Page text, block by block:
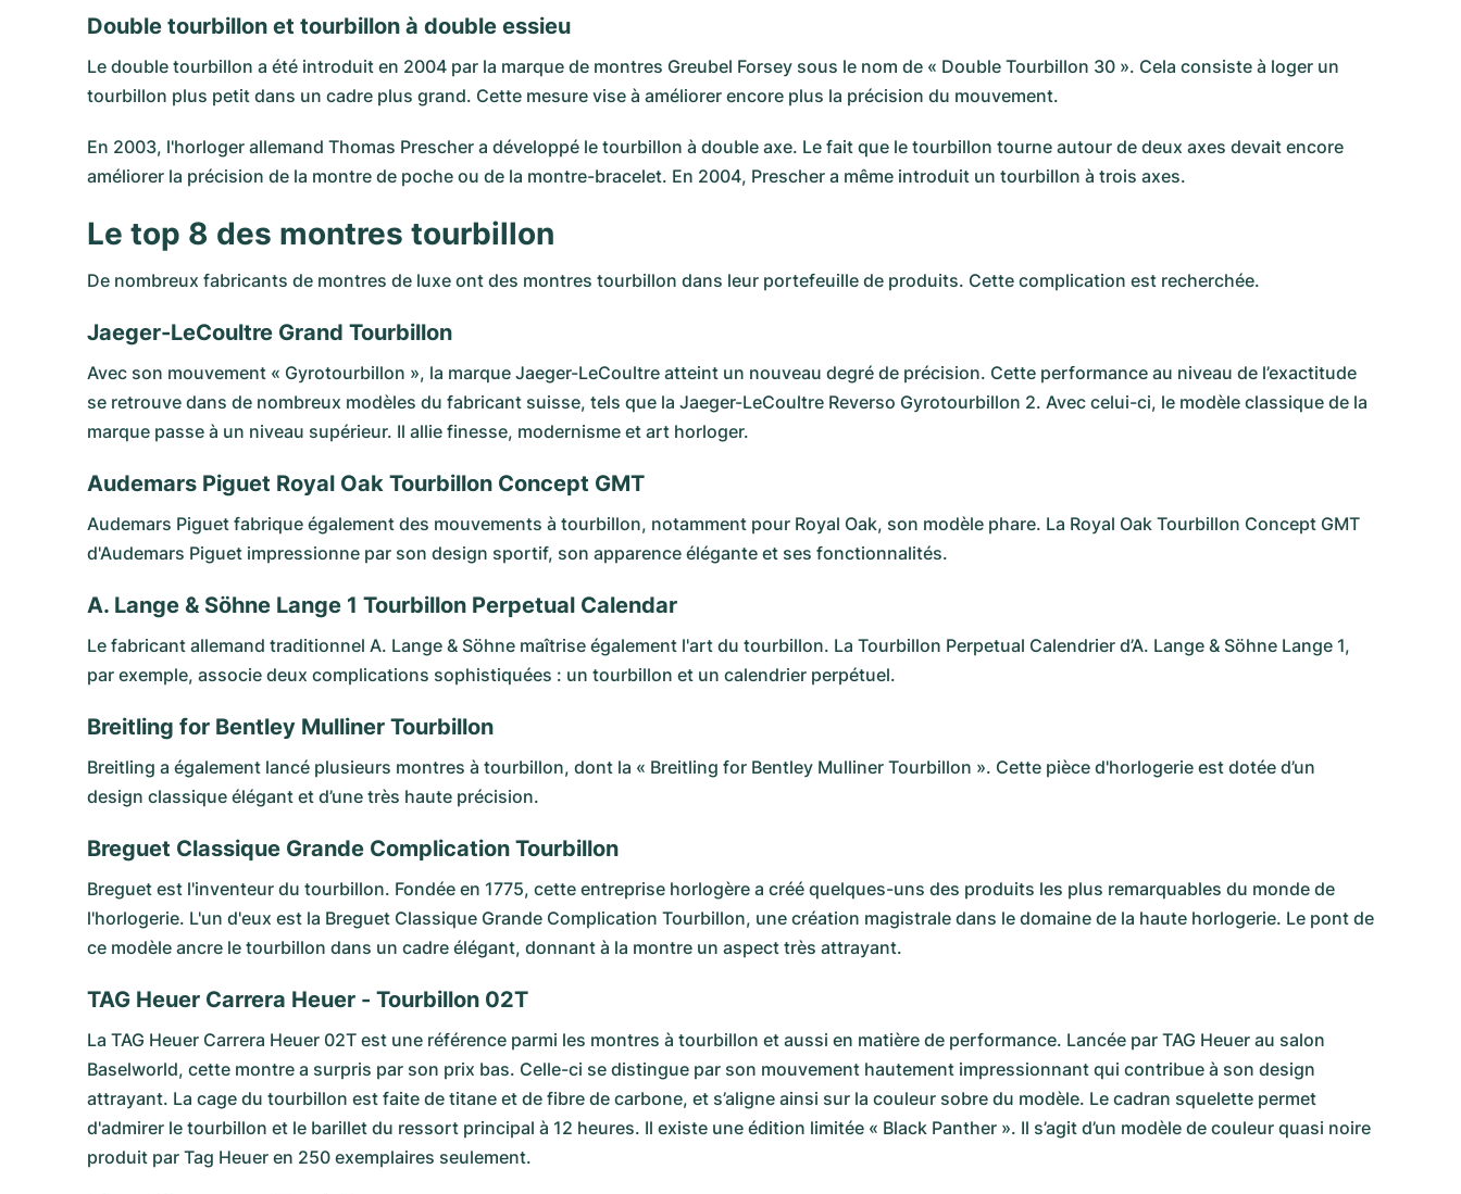
Double tourbillon et tourbillon à double essieu
Le double tourbillon a été introduit en 2004 par la marque de montres Greubel Forsey sous le nom de « Double Tourbillon 30 ». Cela consiste à loger un
tourbillon plus petit dans un cadre plus grand. Cette mesure vise à améliorer encore plus la précision du mouvement.
En 2003, l'horloger allemand Thomas Prescher a développé le tourbillon à double axe. Le fait que le tourbillon tourne autour de deux axes devait encore
améliorer la précision de la montre de poche ou de la montre-bracelet. En 2004, Prescher a même introduit un tourbillon à trois axes.
Le top 8 des montres tourbillon
De nombreux fabricants de montres de luxe ont des montres tourbillon dans leur portefeuille de produits. Cette complication est recherchée.
Jaeger-LeCoultre Grand Tourbillon
Avec son mouvement « Gyrotourbillon », la marque Jaeger-LeCoultre atteint un nouveau degré de précision. Cette performance au niveau de l’exactitude
se retrouve dans de nombreux modèles du fabricant suisse, tels que la Jaeger-LeCoultre Reverso Gyrotourbillon 2. Avec celui-ci, le modèle classique de la
marque passe à un niveau supérieur. Il allie finesse, modernisme et art horloger.
Audemars Piguet Royal Oak Tourbillon Concept GMT
Audemars Piguet fabrique également des mouvements à tourbillon, notamment pour Royal Oak, son modèle phare. La Royal Oak Tourbillon Concept GMT
d'Audemars Piguet impressionne par son design sportif, son apparence élégante et ses fonctionnalités.
A. Lange & Söhne Lange 1 Tourbillon Perpetual Calendar
Le fabricant allemand traditionnel A. Lange & Söhne maîtrise également l'art du tourbillon. La Tourbillon Perpetual Calendrier d’A. Lange & Söhne Lange 1,
par exemple, associe deux complications sophistiquées : un tourbillon et un calendrier perpétuel.
Breitling for Bentley Mulliner Tourbillon
Breitling a également lancé plusieurs montres à tourbillon, dont la « Breitling for Bentley Mulliner Tourbillon ». Cette pièce d'horlogerie est dotée d’un
design classique élégant et d’une très haute précision.
Breguet Classique Grande Complication Tourbillon
Breguet est l'inventeur du tourbillon. Fondée en 1775, cette entreprise horlogère a créé quelques-uns des produits les plus remarquables du monde de
l'horlogerie. L'un d'eux est la Breguet Classique Grande Complication Tourbillon, une création magistrale dans le domaine de la haute horlogerie. Le pont de
ce modèle ancre le tourbillon dans un cadre élégant, donnant à la montre un aspect très attrayant.
TAG Heuer Carrera Heuer - Tourbillon 02T
La TAG Heuer Carrera Heuer 02T est une référence parmi les montres à tourbillon et aussi en matière de performance. Lancée par TAG Heuer au salon
Baselworld, cette montre a surpris par son prix bas. Celle-ci se distingue par son mouvement hautement impressionnant qui contribue à son design
attrayant. La cage du tourbillon est faite de titane et de fibre de carbone, et s’aligne ainsi sur la couleur sobre du modèle. Le cadran squelette permet
d'admirer le tourbillon et le barillet du ressort principal à 12 heures. Il existe une édition limitée « Black Panther ». Il s’agit d’un modèle de couleur quasi noire
produit par Tag Heuer en 250 exemplaires seulement.